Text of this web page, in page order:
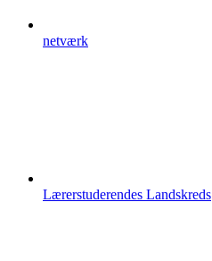
netværk
Lærerstuderendes Landskreds